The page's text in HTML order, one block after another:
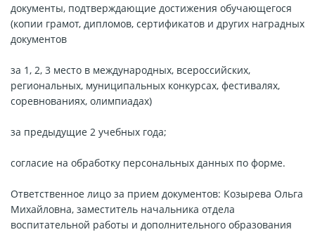
документы, подтверждающие достижения обучающегося
(копии грамот, дипломов, сертификатов и других наградных
документов
за 1, 2, 3 место в международных, всероссийских,
региональных, муниципальных конкурсах, фестивалях,
соревнованиях, олимпиадах)
за предыдущие 2 учебных года;
согласие на обработку персональных данных по форме.
Ответственное лицо за прием документов: Козырева Ольга
Михайловна, заместитель начальника отдела
воспитательной работы и дополнительного образования